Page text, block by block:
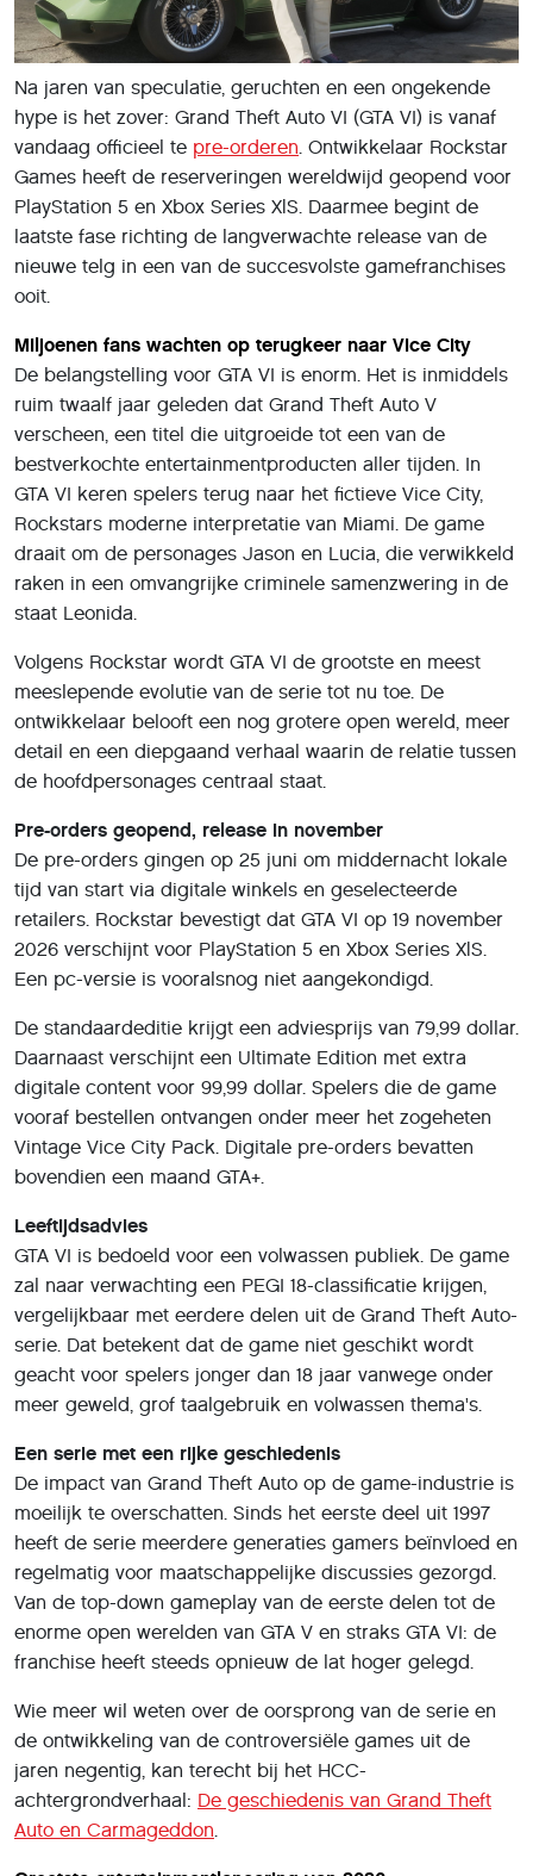
Na jaren van speculatie, geruchten en een ongekende
hype is het zover: Grand Theft Auto VI (GTA VI) is vanaf
vandaag officieel te pre-orderen . Ontwikkelaar Rockstar
Games heeft de reserveringen wereldwijd geopend voor
PlayStation 5 en Xbox Series X|S. Daarmee begint de
laatste fase richting de langverwachte release van de
nieuwe telg in een van de succesvolste gamefranchises
ooit.
Miljoenen fans wachten op terugkeer naar Vice City
De belangstelling voor GTA VI is enorm. Het is inmiddels
ruim twaalf jaar geleden dat Grand Theft Auto V
verscheen, een titel die uitgroeide tot een van de
bestverkochte entertainmentproducten aller tijden. In
GTA VI keren spelers terug naar het fictieve Vice City,
Rockstars moderne interpretatie van Miami. De game
draait om de personages Jason en Lucia, die verwikkeld
raken in een omvangrijke criminele samenzwering in de
staat Leonida.
Volgens Rockstar wordt GTA VI de grootste en meest
meeslepende evolutie van de serie tot nu toe. De
ontwikkelaar belooft een nog grotere open wereld, meer
detail en een diepgaand verhaal waarin de relatie tussen
de hoofdpersonages centraal staat.
Pre-orders geopend, release in november
De pre-orders gingen op 25 juni om middernacht lokale
tijd van start via digitale winkels en geselecteerde
retailers. Rockstar bevestigt dat GTA VI op 19 november
2026 verschijnt voor PlayStation 5 en Xbox Series X|S.
Een pc-versie is vooralsnog niet aangekondigd.
De standaardeditie krijgt een adviesprijs van 79,99 dollar.
Daarnaast verschijnt een Ultimate Edition met extra
digitale content voor 99,99 dollar. Spelers die de game
vooraf bestellen ontvangen onder meer het zogeheten
Vintage Vice City Pack. Digitale pre-orders bevatten
bovendien een maand GTA+.
Leeftijdsadvies
GTA VI is bedoeld voor een volwassen publiek. De game
zal naar verwachting een PEGI 18-classificatie krijgen,
vergelijkbaar met eerdere delen uit de Grand Theft Auto-
serie. Dat betekent dat de game niet geschikt wordt
geacht voor spelers jonger dan 18 jaar vanwege onder
meer geweld, grof taalgebruik en volwassen thema's.
Een serie met een rijke geschiedenis
De impact van Grand Theft Auto op de game-industrie is
moeilijk te overschatten. Sinds het eerste deel uit 1997
heeft de serie meerdere generaties gamers beïnvloed en
regelmatig voor maatschappelijke discussies gezorgd.
Van de top-down gameplay van de eerste delen tot de
enorme open werelden van GTA V en straks GTA VI: de
franchise heeft steeds opnieuw de lat hoger gelegd.
Wie meer wil weten over de oorsprong van de serie en
de ontwikkeling van de controversiële games uit de
jaren negentig, kan terecht bij het HCC-
achtergrondverhaal: De geschiedenis van Grand Theft
Auto en Carmageddon